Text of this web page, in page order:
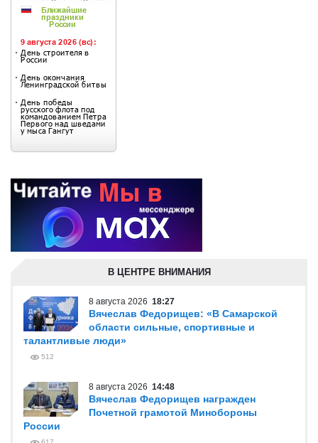
В ЦЕНТРЕ ВНИМАНИЯ
8 августа 2026 18:27
Вячеслав Федорищев: «В Самарской
области сильные, спортивные и
талантливые люди»
512
8 августа 2026 14:48
Вячеслав Федорищев награжден
Почетной грамотой Минобороны
России